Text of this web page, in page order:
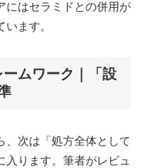
にはセラミドとの併用が
ます。
ムワーク｜「設
、次は「処方全体として
ります。筆者がレビュ